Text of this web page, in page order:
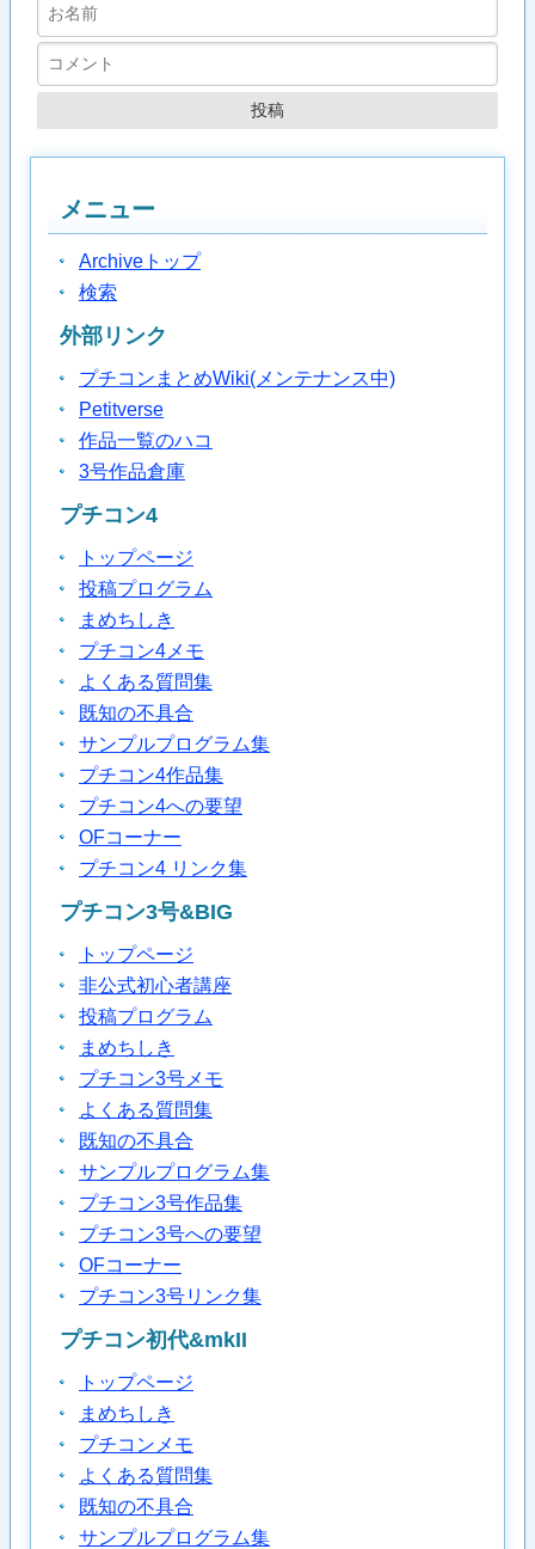
メニュー
Archiveトップ
検索
外部リンク
プチコンまとめWiki(メンテナンス中)
Petitverse
作品一覧のハコ
3号作品倉庫
プチコン4
トップページ
投稿プログラム
まめちしき
プチコン4メモ
よくある質問集
既知の不具合
サンプルプログラム集
プチコン4作品集
プチコン4への要望
OFコーナー
プチコン4 リンク集
プチコン3号&BIG
トップページ
非公式初心者講座
投稿プログラム
まめちしき
プチコン3号メモ
よくある質問集
既知の不具合
サンプルプログラム集
プチコン3号作品集
プチコン3号への要望
OFコーナー
プチコン3号リンク集
プチコン初代&mkII
トップページ
まめちしき
プチコンメモ
よくある質問集
既知の不具合
サンプルプログラム集